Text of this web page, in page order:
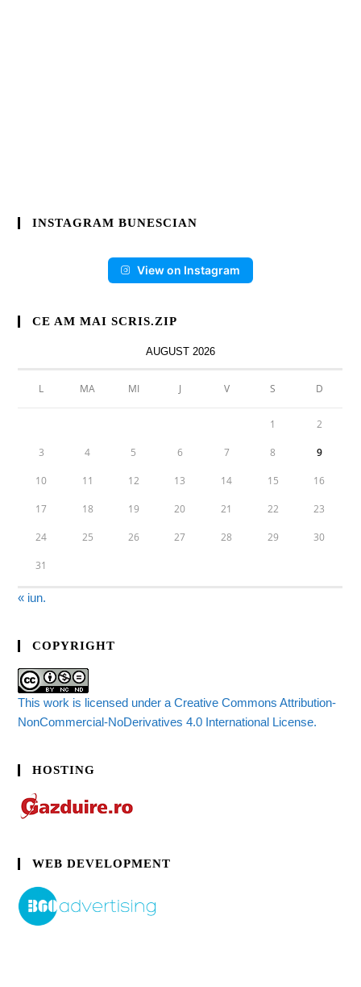
INSTAGRAM BUNESCIAN
View on Instagram
CE AM MAI SCRIS.ZIP
AUGUST 2026
L MA MI J V S D
1 2
3 4 5 6 7 8 9
10 11 12 13 14 15 16
17 18 19 20 21 22 23
24 25 26 27 28 29 30
31
« iun.
COPYRIGHT
This work is licensed under a Creative Commons Attribution-
NonCommercial-NoDerivatives 4.0 International License.
HOSTING
WEB DEVELOPMENT